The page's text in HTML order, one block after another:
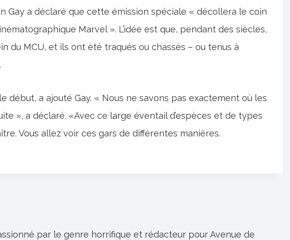
Gay a déclaré que cette émission spéciale « décollera le coin
Marvel ». L’idée est que, pendant des siècles,
du MCU, et ils ont été traqués ou chassés – ou tenus à
début, a ajouté Gay. « Nous ne savons pas exactement où les
», a déclaré. «Avec ce large éventail d’espèces et de types
Vous allez voir ces gars de différentes manières.
par le genre horrifique et rédacteur pour Avenue de